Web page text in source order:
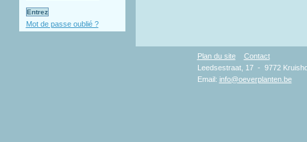
Mot de passe oublié ?
Plan du site Contact
Leedsestraat, 17 - 9772
Email: info@oeverplanten.be